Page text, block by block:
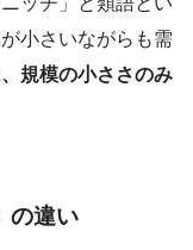
小さいながらも需
、規模の小ささのみ
の違い